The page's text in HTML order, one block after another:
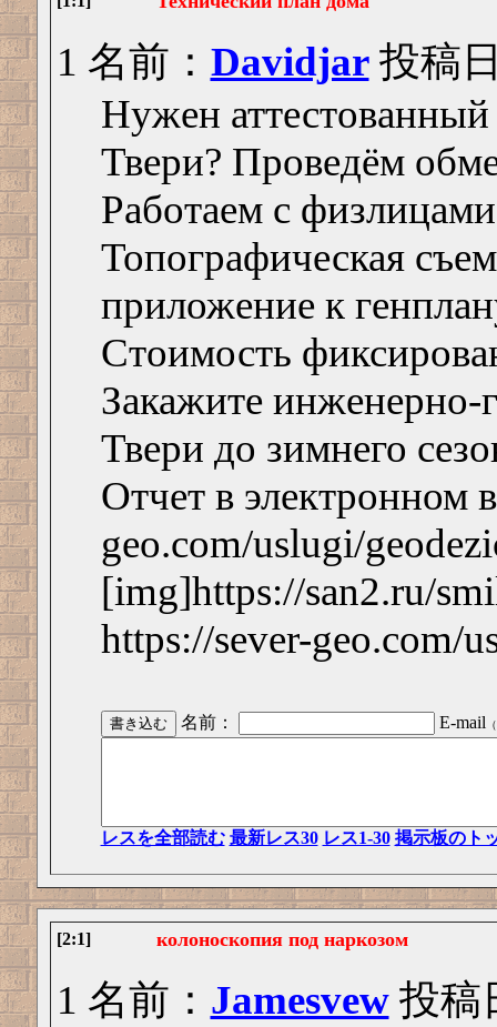
1 名前： Davidjar投稿
Нужен
Твери? Проведём
Работаем с
Топографическая
приложение к
Стоимость
Закажите инженерно-
Твери до зимнего
Отчет в электронном
geo.com/uslugi/
[img]https://san2.ru/
https://sever-geo.com/
名前： E-mail
レスを全部読む 最新レス30 レス1-30 掲示板のト
[2:1] колоноскопия под наркозом
1 名前： Jamesvew投稿